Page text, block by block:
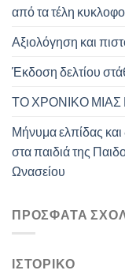
από τα τέλη
Αξιολόγηση και
Έκδοση δελτίου
ΤΟ ΧΡΟΝΙΚΟ
Μήνυμα ελπίδας
στα παιδιά της
Ωνασείου
ΠΡΌΣΦΑΤΑ
ΙΣΤΟΡΙΚΌ